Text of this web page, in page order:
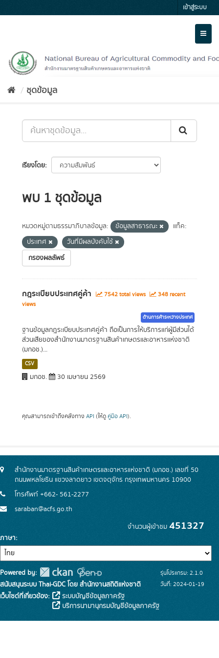
to
เข้าสู่ระบบ
ชุดข้อมูล
เรียงโดย
พบ 1 ชุดข้อมูล
หมวดหมู่ตามธรรมาภิบาลข้อมูล: ข้อมูลสาธารณะ
แท็ค:
ประเทศ
วันที่มีผลบังคับใช้
กรองผลลัพธ์
กฎระเบียบประเทศคู่ค้า 7542 total views
348 recent
views
ด้านการค้าระหว่างประเทศ
ฐานข้อมูลกฎระเบียบประเทศคู่ค้า ถือเป็นการให้บริการแก่ผู้มีส่วนได้
ส่วนเสียของสำนักงานมาตรฐานสินค้าเกษตรและอาหารแห่งชาติ
(มกอช.)...
CSV
มกอช. 30 เมษายน 2569
คุณสามารถเข้าถึงคลังทาง API (ให้ดู คู่มือ API).
สำนักงานมาตรฐานสินค้าเกษตรและอาหารแห่งชาติ (มกอช.) เลขที่ 50
ถนนพหลโยธิน แขวงลาดยาว เขตจตุจักร กรุงเทพมหานคร 10900
โทรศัพท์ +662- 561-2277
saraban@acfs.go.th
จำนวนผู้เข้าชม 451327
ภาษา
Powered by:
สนับสนุนระบบ Thai-GDC โดย สำนักงานสถิติแห่งชาติ
เว็บไซต์ที่เกี่ยวข้อง:
ระบบบัญชีข้อมูลภาครัฐ
บริการนามานุกรมบัญชีข้อมูลภาครัฐ
รุ่นโปรแกรม: 2.1.0
วันที่: 2024-01-19